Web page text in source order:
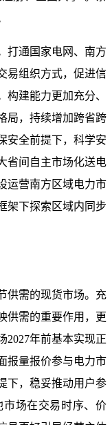
通国家电网、南方
易组织方式，促进信
建能力更加充分、
局，持续增加跨省跨
安全前提下，科学安
省间自主市场化送电
运营南方区域电力市
架下探索区域内同步
需的现货市场。充
供需的重要作用，更
2027年前基本实现正
报量报价参与电力市
下，稳妥推动用户参
场在交易时序、价